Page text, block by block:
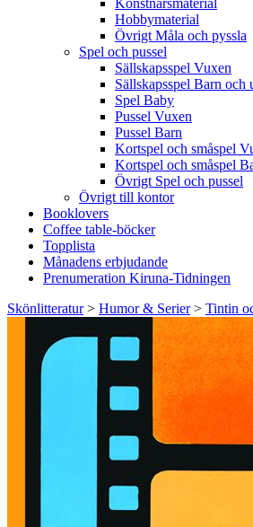
Konstnärsmaterial
Hobbymaterial
Övrigt Måla och pyssla
Spel och pussel
Sällskapsspel Vuxen
Sällskapsspel Barn och
Spel Baby
Pussel Vuxen
Pussel Barn
Kortspel och småspel
Kortspel och småspel
Övrigt Spel och pussel
Övrigt till kontor
Booklovers
Coffee table-böcker
Topplista
Månadens erbjudande
Prenumeration Kiruna-Tidningen
Skönlitteratur> Humor & Serier> Tintin